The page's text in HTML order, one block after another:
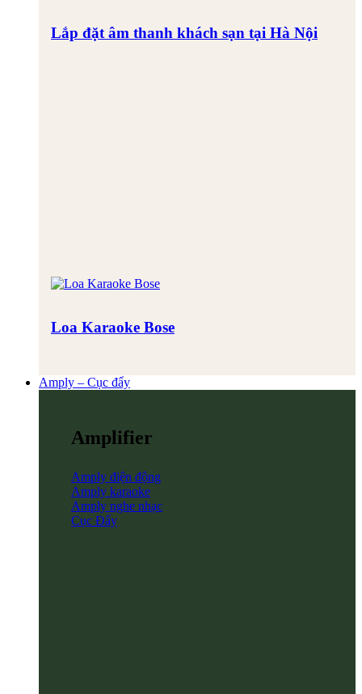
Lắp đặt âm thanh khách sạn tại Hà Nội
Loa Karaoke Bose
Amply – Cục đẩy
Amplifier
Amply điện động
Amply karaoke
Amply nghe nhạc
Cục Đẩy